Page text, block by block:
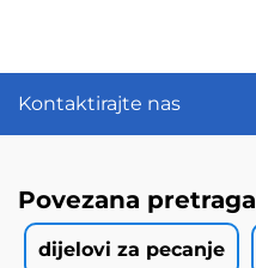
Kontaktirajte nas
Povezana pretraga
dijelovi za pecanje